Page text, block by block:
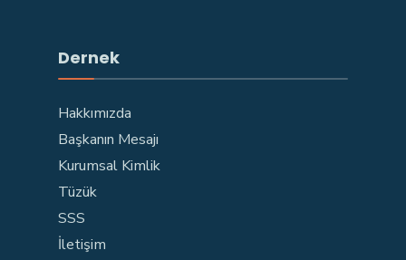
Dernek
Hakkımızda
Başkanın Mesajı
Kurumsal Kimlik
Tüzük
SSS
İletişim